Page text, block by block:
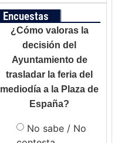
Encuestas
¿Cómo valoras la
decisión del
Ayuntamiento de
trasladar la feria del
mediodía a la Plaza de
España?
No sabe / No